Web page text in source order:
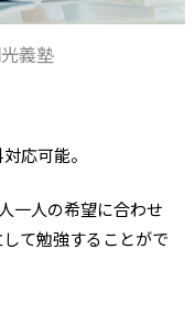
義塾
応可能。
一人の希望に合わせ
て勉強することがで